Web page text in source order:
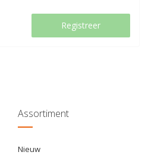
Registreer
Assortiment
Nieuw